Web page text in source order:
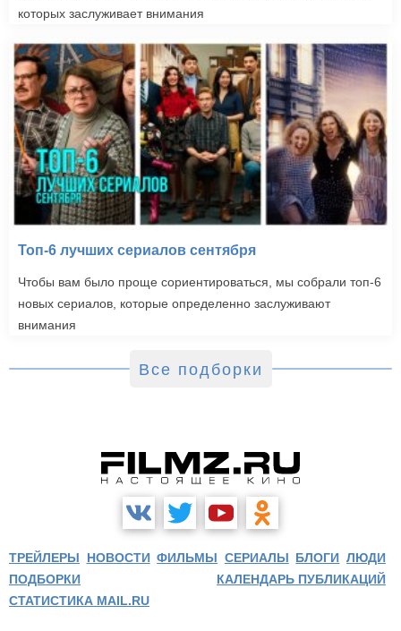
которых заслуживает внимания
Топ-6 лучших сериалов сентября
Чтобы вам было проще сориентироваться, мы собрали топ-6
новых сериалов, которые определенно заслуживают
внимания
Все подборки
ТРЕЙЛЕРЫ НОВОСТИ ФИЛЬМЫ СЕРИАЛЫ БЛОГИ ЛЮДИ
ПОДБОРКИ
КАЛЕНДАРЬ ПУБЛИКАЦИЙ
СТАТИСТИКА MAIL.RU